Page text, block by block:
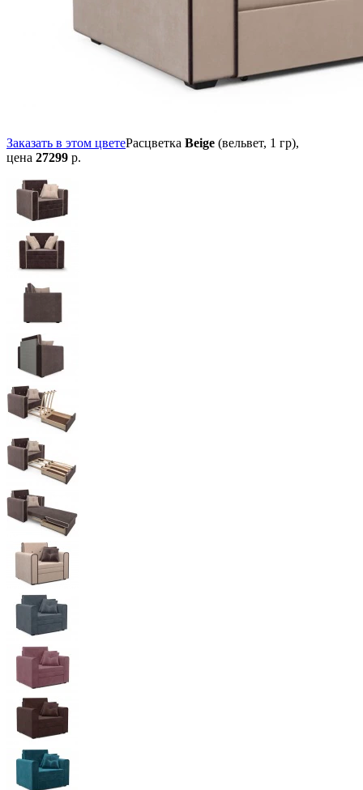
Заказать в этом цветеРасцветка Beige (вельвет, 1 гр),
цена 27299 р.